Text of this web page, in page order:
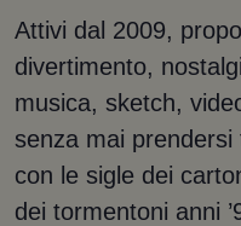
Attivi dal 2009,
divertimento,
musica, sketch,
senza mai
con le sigle dei
dei tormentoni anni